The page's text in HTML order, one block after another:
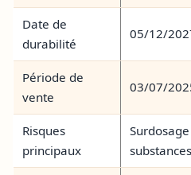
Date de
durabilité
05/12/
Période de
vente
03/07/
Risques
principaux